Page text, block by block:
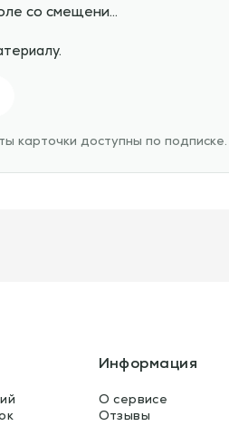
со смещени…
карточки доступны по подписке.
Информация
О сервисе
Отзывы